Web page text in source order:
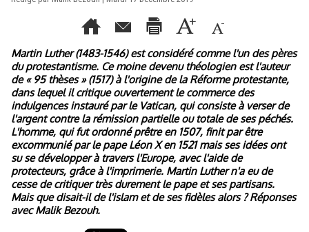
Martin Luther (1483-1546) est considéré comme l'un des pères
du protestantisme. Ce moine devenu théologien est l'auteur
de « 95 thèses » (1517) à l'origine de la Réforme protestante,
dans lequel il critique ouvertement le commerce des
indulgences instauré par le Vatican, qui consiste à verser de
l'argent contre la rémission partielle ou totale de ses péchés.
L'homme, qui fut ordonné prêtre en 1507, finit par être
excommunié par le pape Léon X en 1521 mais ses idées ont
su se développer à travers l'Europe, avec l'aide de
protecteurs, grâce à l'imprimerie. Martin Luther n'a eu de
cesse de critiquer très durement le pape et ses partisans.
Mais que disait-il de l'islam et de ses fidèles alors ? Réponses
avec Malik Bezouh.